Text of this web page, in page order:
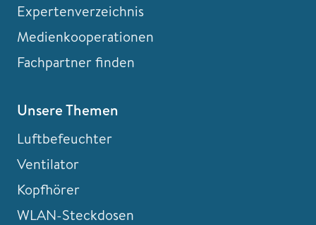
Expertenverzeichnis
Medienkooperationen
Fachpartner finden
Unsere Themen
Luftbefeuchter
Ventilator
Kopfhörer
WLAN-Steckdosen